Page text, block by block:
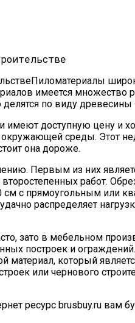
Воздействие На
Пиломатериалы
имеется множество
по виду
доступную цену и
среды. Этот
она дороже.
Первым из них
работ.
см с прямоугольным или
распределяет
зато в мебельном
построек и
материал, который
или чернового
ресурс brusbuy.ru вам